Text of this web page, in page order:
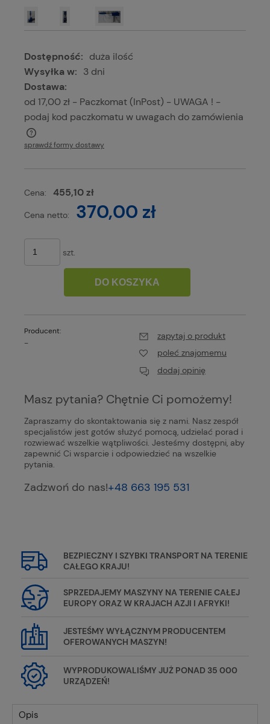
Dostępność: duża ilość
Wysyłka w: 3 dni
Dostawa:
od 17,00 zł - Paczkomat (InPost) - UWAGA ! -
podaj kod paczkomatu w uwagach do zamówienia
Cena nie zawiera ewentualnych kosztów płatności
sprawdź formy dostawy
Cena: 455,10 zł
Cena netto: 370,00 zł
szt.
DO KOSZYKA
Producent:
-
zapytaj o produkt
poleć znajomemu
dodaj opinię
Masz pytania? Chętnie Ci pomożemy!
Zapraszamy do skontaktowania się z nami. Nasz zespół
specjalistów jest gotów służyć pomocą, udzielać porad i
rozwiewać wszelkie wątpliwości. Jesteśmy dostępni, aby
zapewnić Ci wsparcie i odpowiedzieć na wszelkie
pytania.
Zadzwoń do nas!+48 663 195 531
BEZPIECZNY I SZYBKI TRANSPORT NA TERENIE
CAŁEGO KRAJU!
SPRZEDAJEMY MASZYNY NA TERENIE CAŁEJ
EUROPY ORAZ W KRAJACH AZJI I AFRYKI!
JESTEŚMY WYŁĄCZNYM PRODUCENTEM
OFEROWANYCH MASZYN!
WYPRODUKOWALIŚMY JUŻ PONAD 35 000
URZĄDZEŃ!
Opis